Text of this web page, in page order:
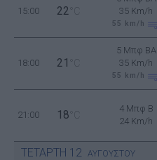
15:00 22 °C
35 Km/h
55 km/h
18:00 21 °C
5 Μπφ BA
35 Km/h
55 km/h
21:00 18 °C
4 Μπφ B
24 Km/h
ΤΕΤΑΡΤΗ 12 ΑΥΓΟΥΣΤΟΥ